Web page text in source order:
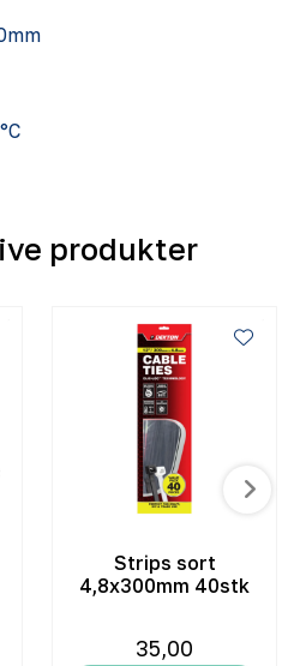
produkter
Strips sort
4,8x300mm 40stk
35,00